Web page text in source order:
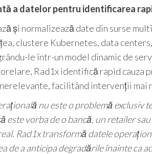
a datelor pentru identificarea
și normalizează date din surse
clustere Kubernetes, data
le într-un model dinamic de
Rad1x identifică rapid
facilitând intervenții mai
nu este o problemă
este vorba de o bancă, un retailer
Rad1x transformă datele
de a anticipa degradările înainte ca